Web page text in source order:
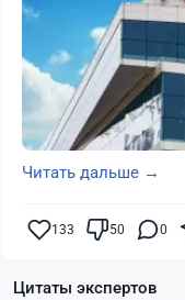
Читать дальше →
133 50 0
Цитаты экспертов